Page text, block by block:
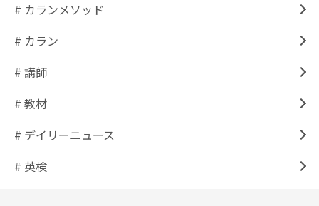
# カランメソッド
# カラン
# 講師
# 教材
# デイリーニュース
# 英検